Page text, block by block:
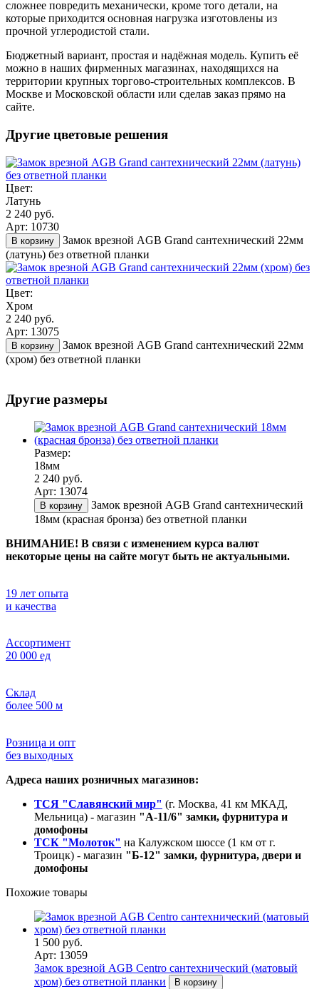
сложнее повредить механически, кроме того детали, на
которые приходится основная нагрузка изготовлены из
прочной углеродистой стали.
Бюджетный вариант, простая и надёжная модель. Купить её
можно в наших фирменных магазинах, находящихся на
территории крупных торгово-строительных комплексов. В
Москве и Московской области или сделав заказ прямо на
сайте.
Другие цветовые решения
Цвет:
Латунь
2 240 руб.
Арт: 10730
В корзину
Замок врезной AGB Grand сантехнический 22мм
(латунь) без ответной планки
Цвет:
Хром
2 240 руб.
Арт: 13075
В корзину
Замок врезной AGB Grand сантехнический 22мм
(хром) без ответной планки
Другие размеры
Размер:
18мм
2 240 руб.
Арт: 13074
В корзину
Замок врезной AGB Grand сантехнический
18мм (красная бронза) без ответной планки
ВНИМАНИЕ! В связи с изменением курса валют
некоторые цены на сайте могут быть не актуальными.
19 лет опыта
и качества
Ассортимент
20 000 ед
Склад
более 500 м
Розница и опт
без выходных
Адреса наших розничных магазинов:
ТСЯ "Славянский мир" (г. Москва, 41 км МКАД,
Мельница) - магазин "А-11/6" замки, фурнитура и
домофоны
ТСК "Молоток" на Калужском шоссе (1 км от г.
Троицк) - магазин "Б-12" замки, фурнитура, двери и
домофоны
Похожие товары
1 500 руб.
Арт: 13059
Замок врезной AGB Centro сантехнический (матовый
хром) без ответной планки
В корзину